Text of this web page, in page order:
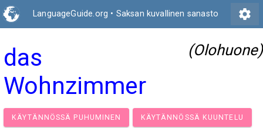
LanguageGuide.org • Saksan kuvallinen sanasto settings
das
Wohnzimmer
(Olohuone)